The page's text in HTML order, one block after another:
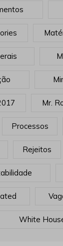
Mr.
Processos
Rejeitos
White